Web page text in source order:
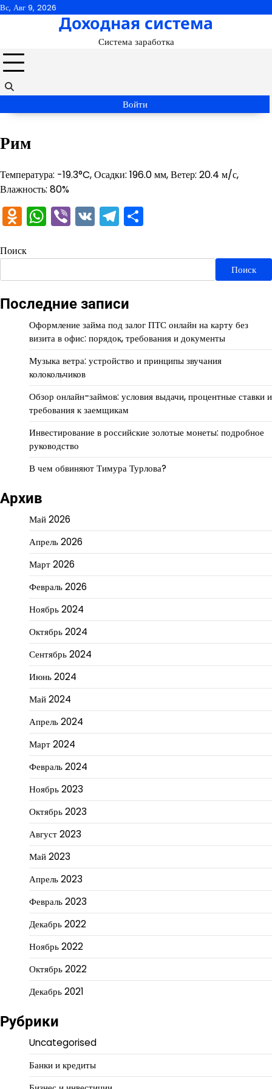
Перейти
Вс, Авг 9, 2026
Доходная система
Система заработка
Войти
Рим
Температура: -19.3°C, Осадки: 196.0 мм, Ветер: 20.4 м/с,
Влажность: 80%
Odnoklassniki
WhatsApp
Viber
VKTelegram
Поиск
Поиск
Последние записи
Оформление займа под залог ПТС онлайн на карту без
визита в офис: порядок, требования и документы
Музыка ветра: устройство и принципы звучания
колокольчиков
Обзор онлайн-займов: условия выдачи, процентные ставки и
требования к заемщикам
Инвестирование в российские золотые монеты: подробное
руководство
В чем обвиняют Тимура Турлова?
Архив
Май 2026
Апрель 2026
Март 2026
Февраль 2026
Ноябрь 2024
Октябрь 2024
Сентябрь 2024
Июнь 2024
Май 2024
Апрель 2024
Март 2024
Февраль 2024
Ноябрь 2023
Октябрь 2023
Август 2023
Май 2023
Апрель 2023
Февраль 2023
Декабрь 2022
Ноябрь 2022
Октябрь 2022
Декабрь 2021
Рубрики
Uncategorised
Банки и кредиты